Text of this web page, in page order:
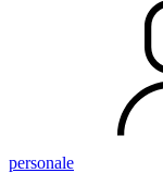
personale